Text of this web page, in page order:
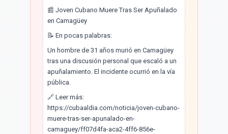
📰 Joven Cubano Muere Tras Ser Apuñalado
en Camagüey
📝 En pocas palabras:
Un hombre de 31 años murió en Camagüey
tras una discusión personal que escaló a un
apuñalamiento. El incidente ocurrió en la vía
pública.
🔗 Leer más:
https://cubaaldia.com/noticia/joven-cubano-
muere-tras-ser-apunalado-en-
camaguey/ff07d4fa-aca2-4ff6-856e-